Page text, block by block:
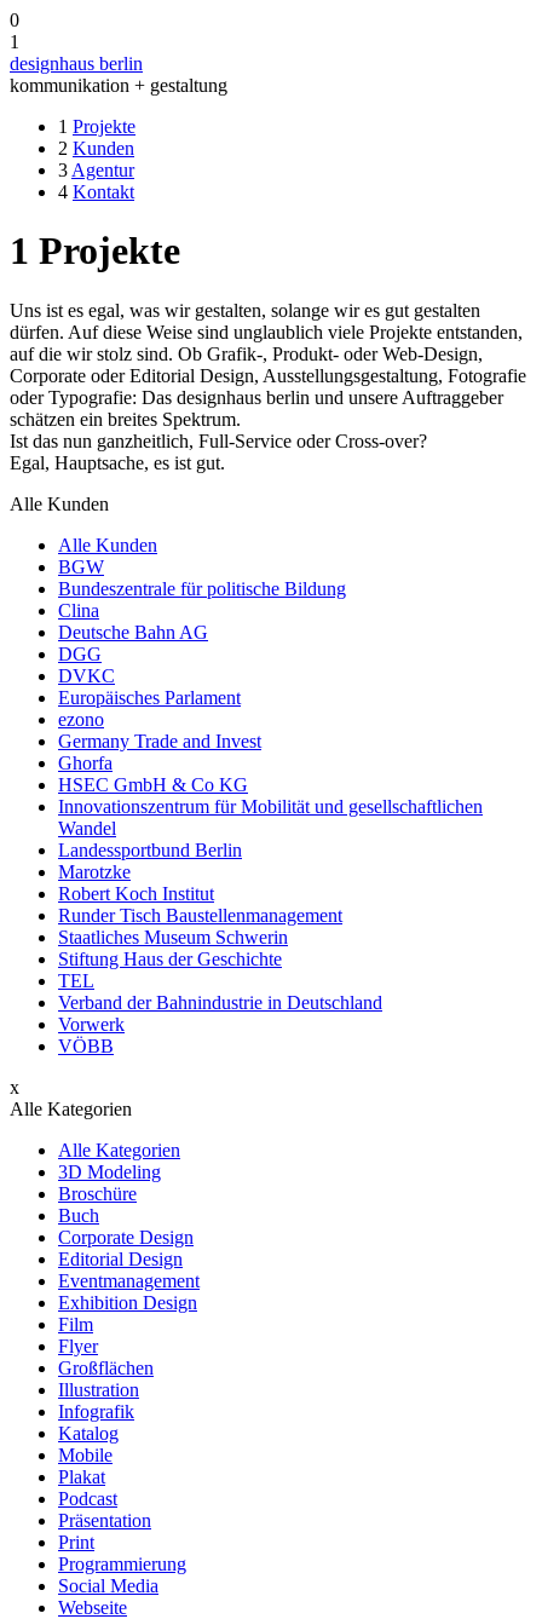
0
1
designhaus berlin
kommunikation + gestaltung
1 Projekte
2 Kunden
3 Agentur
4 Kontakt
1 Projekte
Uns ist es egal, was wir gestalten, solange wir es gut gestalten
dürfen. Auf diese Weise sind unglaublich viele Projekte entstanden,
auf die wir stolz sind. Ob Grafik-, Produkt- oder Web-Design,
Corporate oder Editorial Design, Ausstellungsgestaltung, Fotografie
oder Typografie: Das designhaus berlin und unsere Auftraggeber
schätzen ein breites Spektrum.
Ist das nun ganzheitlich, Full-Service oder Cross-over?
Egal, Hauptsache, es ist gut.
Alle Kunden
Alle Kunden
BGW
Bundeszentrale für politische Bildung
Clina
Deutsche Bahn AG
DGG
DVKC
Europäisches Parlament
ezono
Germany Trade and Invest
Ghorfa
HSEC GmbH & Co KG
Innovationszentrum für Mobilität und gesellschaftlichen
Wandel
Landessportbund Berlin
Marotzke
Robert Koch Institut
Runder Tisch Baustellenmanagement
Staatliches Museum Schwerin
Stiftung Haus der Geschichte
TEL
Verband der Bahnindustrie in Deutschland
Vorwerk
VÖBB
x
Alle Kategorien
Alle Kategorien
3D Modeling
Broschüre
Buch
Corporate Design
Editorial Design
Eventmanagement
Exhibition Design
Film
Flyer
Großflächen
Illustration
Infografik
Katalog
Mobile
Plakat
Podcast
Präsentation
Print
Programmierung
Social Media
Webseite